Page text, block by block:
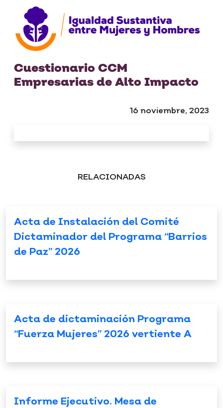
Cuestionario CCM
Empresarias de Alto Impacto
16 noviembre, 2023
RELACIONADAS
Acta de Instalación del Comité
Dictaminador del Programa “Barrios
de Paz” 2026
Acta de dictaminación Programa
“Fuerza Mujeres” 2026 vertiente A
Informe Ejecutivo. Mesa de